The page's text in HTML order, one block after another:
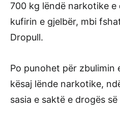
700 kg lëndë narkotike e
kufirin e gjelbër, mbi
Dropull.
Po punohet për
kësaj lënde narkotike,
sasia e saktë e drogës